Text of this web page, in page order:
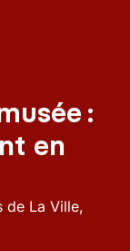
:
en
de La Ville,